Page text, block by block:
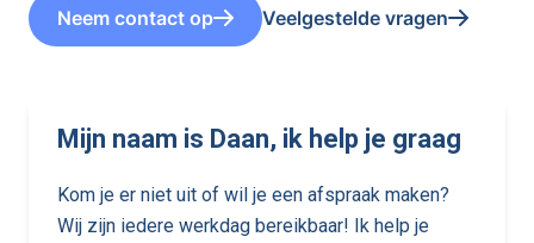
Mijn naam is Daan, ik help je graag
Kom je er niet uit of wil je een afspraak maken?
Wij zijn iedere werkdag bereikbaar! Ik help je
Neem contact op Veelgestelde vragen